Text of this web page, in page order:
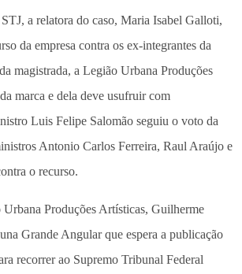
a relatora do caso, Maria Isabel Galloti,
da empresa contra os ex-integrantes da
magistrada, a Legião Urbana Produções
marca e dela deve usufruir com
Luis Felipe Salomão seguiu o voto da
Antonio Carlos Ferreira, Raul Araújo e
o recurso.
Produções Artísticas, Guilherme
Grande Angular que espera a publicação
recorrer ao Supremo Tribunal Federal